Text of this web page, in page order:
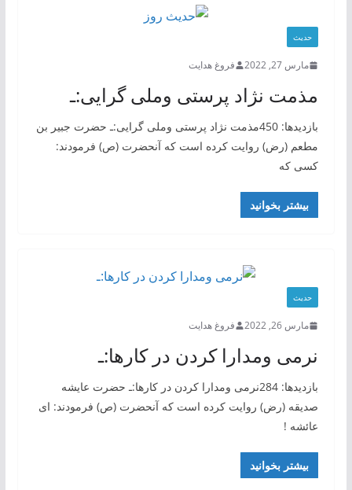
حدیث
مارس 27, 2022 فروغ هدایت
مذمت نژاد پرستی وملی گرایی:ـ
بازدیدها: 450مذمت نژاد پرستی وملی گرایی:ـ حضرت جبیر بن
مطعم (رض) روایت کرده است که آنحضرت (ص) فرمودند:
کسی که
بیشتر بخوانید
حدیث
مارس 26, 2022 فروغ هدایت
نرمی ومدارا کردن در کارها:ـ
بازدیدها: 284نرمی ومدارا کردن در کارها:ـ حضرت عایشه
صدیقه (رض) روایت کرده است که آنحضرت (ص) فرمودند: ای
عائشه !
بیشتر بخوانید